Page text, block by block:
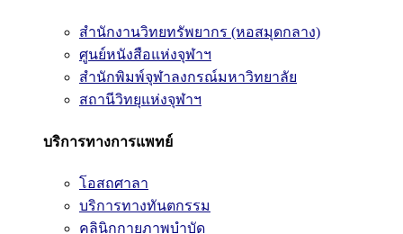
สำนักงานวิทยทรัพยากร (หอสมุดกลาง)
ศูนย์หนังสือแห่งจุฬาฯ
สำนักพิมพ์จุฬาลงกรณ์มหาวิทยาลัย
สถานีวิทยุแห่งจุฬาฯ
บริการทางการแพทย์
โอสถศาลา
บริการทางทันตกรรม
คลินิกกายภาพบำบัด